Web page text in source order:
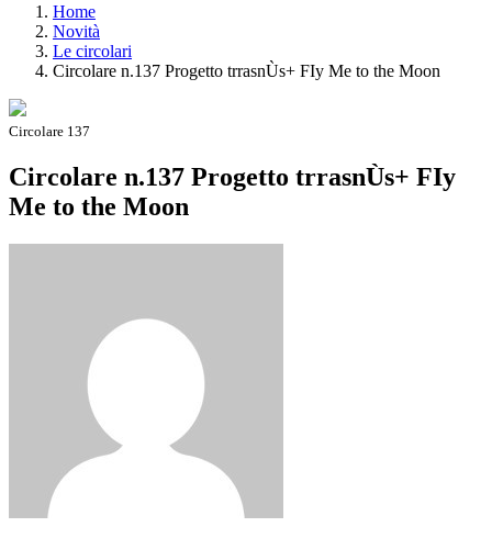
Home
Novità
Le circolari
Circolare n.137 Progetto trrasnÙs+ FIy Me to the Moon
Circolare 137
Circolare n.137 Progetto trrasnÙs+ FIy
Me to the Moon